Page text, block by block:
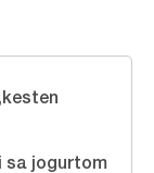
sa jogurtom